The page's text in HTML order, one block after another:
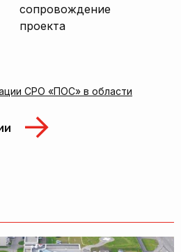
сопровождение
проекта
СРО «ПОС» в области